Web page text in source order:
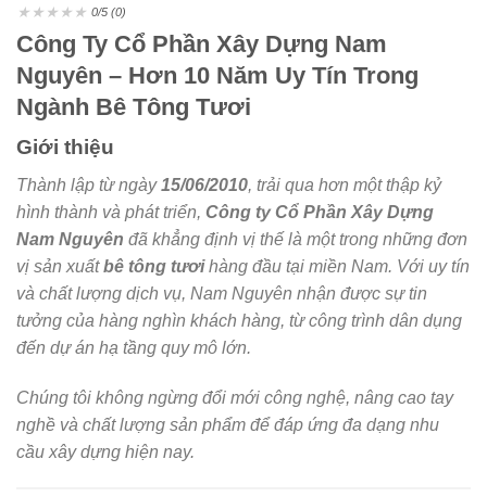
★ ★ ★ ★ ★ 0/5 (0)
Công Ty Cổ Phần Xây Dựng Nam
Nguyên – Hơn 10 Năm Uy Tín Trong
Ngành Bê Tông Tươi
Giới thiệu
Thành lập từ ngày15/06/2010, trải qua hơn một thập kỷ
hình thành và phát triển, Công ty Cổ Phần Xây Dựng
Nam Nguyên đã khẳng định vị thế là một trong những đơn
vị sản xuấtbê tông tươihàng đầu tại miền Nam. Với uy tín
và chất lượng dịch vụ, Nam Nguyên nhận được sự tin
tưởng của hàng nghìn khách hàng, từ công trình dân dụng
đến dự án hạ tầng quy mô lớn.
Chúng tôi không ngừng đổi mới công nghệ, nâng cao tay
nghề và chất lượng sản phẩm để đáp ứng đa dạng nhu
cầu xây dựng hiện nay.